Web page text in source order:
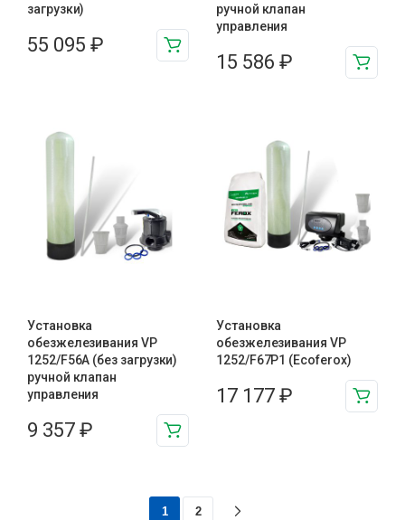
загрузки)
55 095 ₽
ручной клапан
управления
15 586 ₽
Установка
обезжелезивания VP
1252/F56A (без загрузки)
ручной клапан
управления
9 357 ₽
Установка
обезжелезивания VP
1252/F67P1 (Ecoferox)
17 177 ₽
1 2